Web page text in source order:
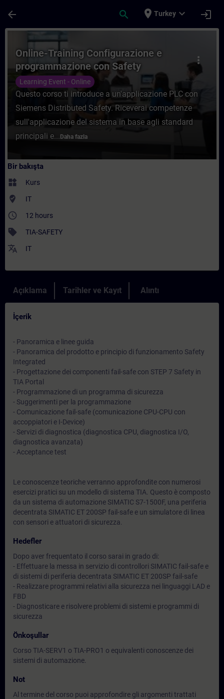
arrow_back search place Turkey expand_more login
Kurs - Online-Training Configurazione e
more_vert
Online-Training Configurazione e
programmazione con Safety
Integrated in TIA Portal
Learning Event - Online
Questo corso ti introduce a un'applicazione PLC con
Siemens Distributed Safety. Riceverai competenze
sull'applicazione del sistema in base agli standard
principali e... Daha fazla
Bir bakışta
widgets Kurs
where_to_vote IT
access_time 12 hours
sell TIA-SAFETY
translate IT
Açıklama Tarihler ve Kayıt Alıntı
İçerik
- Panoramica e linee guida
- Panoramica del prodotto e principio di funzionamento Safety
Integrated
- Progettazione dei componenti fail-safe con STEP 7 Safety in
TIA Portal
- Programmazione di un programma di sicurezza
- Suggerimenti per la programmazione
- Comunicazione fail-safe (comunicazione CPU-CPU con
accoppiatori e I-Device)
- Servizi di diagnostica (diagnostica CPU, diagnostica I/O,
diagnostica avanzata)
- Acceptance test
Le conoscenze teoriche verranno approfondite con numerosi
esercizi pratici su un modello di sistema TIA. Questo è composto
da un sistema di automazione SIMATIC S7-1500F, una periferia
decentrata SIMATIC ET 200SP fail-safe e un simulatore di linea
con sensori e attuatori di sicurezza.
Hedefler
Dopo aver frequentato il corso sarai in grado di:
- Effettuare la messa in servizio di controllori SIMATIC fail-safe e
di sistemi di periferia decentrata SIMATIC ET 200SP fail-safe
- Realizzare programmi relativi alla sicurezza nei linguaggi LAD e
FBD
- Diagnosticare e risolvere problemi di sistemi e programmi di
sicurezza
Önkoşullar
Corso TIA-SERV1 o TIA-PRO1 o equivalenti conoscenze dei
sistemi di automazione.
Not
Al termine del corso puoi approfondire gli argomenti trattati